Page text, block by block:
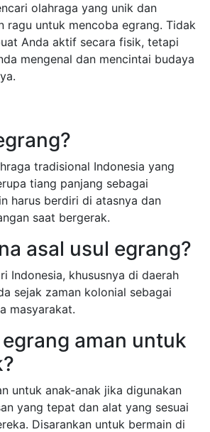
olahraga yang unik dan
ragu untuk mencoba egrang. Tidak
Anda aktif secara fisik, tetapi
mengenal dan mencintai budaya
tradisional Indonesia yang
tiang panjang sebagai
harus berdiri di atasnya dan
saat bergerak.
asal usul egrang?
Indonesia, khususnya di daerah
sejak zaman kolonial sebagai
masyarakat.
aman untuk
untuk anak-anak jika digunakan
yang tepat dan alat yang sesuai
Disarankan untuk bermain di